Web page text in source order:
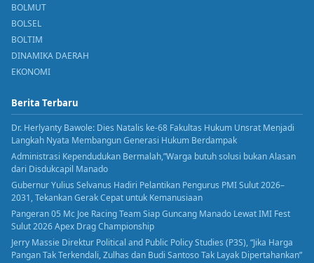
BOLMUT
BOLSEL
BOLTIM
DINAMIKA DAERAH
EKONOMI
Berita Terbaru
Dr. Herlyanty Bawole: Dies Natalis ke-68 Fakultas Hukum Unsrat Menjadi
Langkah Nyata Membangun Generasi Hukum Berdampak
Administrasi Kependudukan Bermalah,”Warga butuh solusi bukan Alasan
dari Disdukcapil Manado
Gubernur Yulius Selvanus Hadiri Pelantikan Pengurus PMI Sulut 2026–
2031, Tekankan Gerak Cepat untuk Kemanusiaan
Pangeran 05 Mc Joe Racing Team Siap Guncang Manado Lewat IMI Fest
Sulut 2026 Apex Drag Championship
Jerry Massie Direktur Political and Public Policy Studies (P3S), “Jika Harga
Pangan Tak Terkendali, Zulhas dan Budi Santoso Tak Layak Dipertahankan”